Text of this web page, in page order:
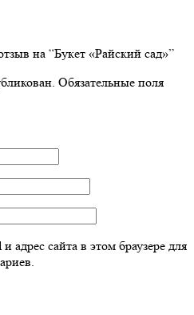
на “Букет «Райский сад»”
Обязательные поля
адрес сайта в этом браузере для